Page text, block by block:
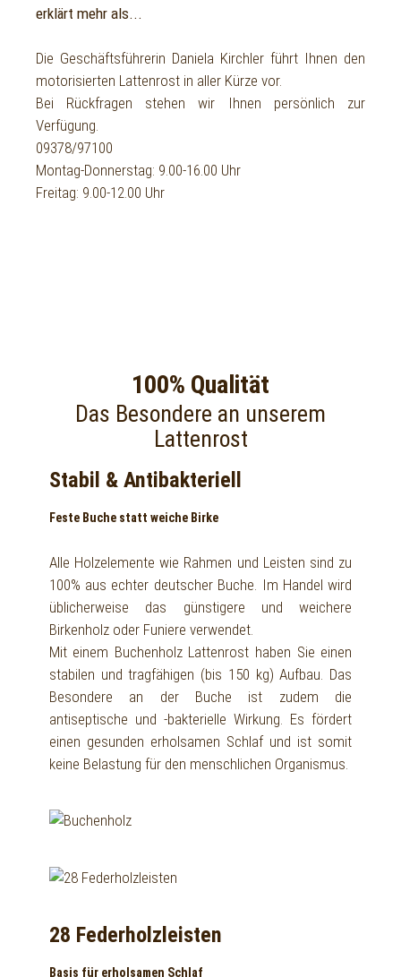
erklärt mehr als...
Die Geschäftsführerin Daniela Kirchler führt Ihnen den
motorisierten Lattenrost in aller Kürze vor.
Bei Rückfragen stehen wir Ihnen persönlich zur
Verfügung.
09378/97100
Montag-Donnerstag: 9.00-16.00 Uhr
Freitag: 9.00-12.00 Uhr
100% Qualität
Das Besondere an unserem
Lattenrost
Stabil & Antibakteriell
Feste Buche statt weiche Birke
Alle Holzelemente wie Rahmen und Leisten sind zu
100% aus echter deutscher Buche. Im Handel wird
üblicherweise das günstigere und weichere
Birkenholz oder Funiere verwendet.
Mit einem Buchenholz Lattenrost haben Sie einen
stabilen und tragfähigen (bis 150 kg) Aufbau. Das
Besondere an der Buche ist zudem die
antiseptische und -bakterielle Wirkung. Es fördert
einen gesunden erholsamen Schlaf und ist somit
keine Belastung für den menschlichen Organismus.
28 Federholzleisten
Basis für erholsamen Schlaf